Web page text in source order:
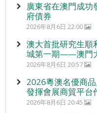
廣東省在澳門成
府債券
2026年8月6日 22:00
澳大首批研究生順
城第一期——澳門
2026年8月6日 20:57
2026粵澳名優商
發揮會展商貿平台
2026年8月6日 20:45